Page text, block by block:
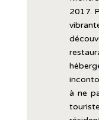
2017.
à ne